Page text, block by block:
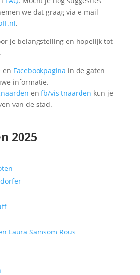
we dat graag via e-mail
.
je belangstelling en hopelijk tot
en Facebookpagina in de gaten
informatie.
en fb/visitnaarden kun je
van de stad.
2025
Laura Samsom-Rous